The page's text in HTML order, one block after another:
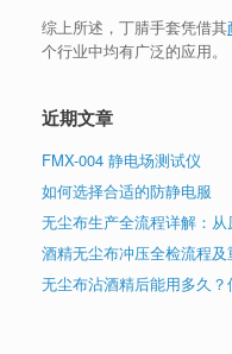
综上所述，丁腈手套凭借其
个行业中均有广泛的应用。
近期文章
FMX-004 静电场测试仪
如何选择合适的防静电服
无尘布生产全流程详解：
酒精无尘布冲压全检流程
无尘布沾酒精后能用多久